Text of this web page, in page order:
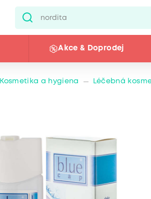
Akce & Doprodej
Kosmetika a hygiena Léčebná